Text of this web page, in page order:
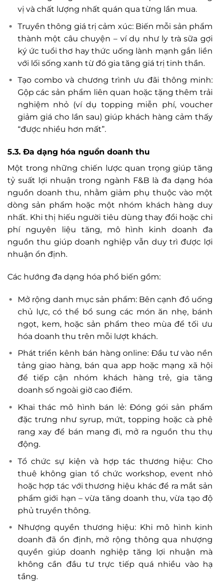
vị và chất lượng nhất quán qua từng lần mua.
Truyền thông giá trị cảm xúc: Biến mỗi sản phẩm
thành một câu chuyện – ví dụ như ly trà sữa gợi
ký ức tuổi thơ hay thức uống lành mạnh gắn liền
với lối sống xanh từ đó gia tăng giá trị tinh thần.
Tạo combo và chương trình ưu đãi thông minh:
Gộp các sản phẩm liên quan hoặc tặng thêm trải
nghiệm nhỏ (ví dụ topping miễn phí, voucher
giảm giá cho lần sau) giúp khách hàng cảm thấy
“được nhiều hơn mất”.
5.3. Đa dạng hóa nguồn doanh thu
Một trong những chiến lược quan trọng giúp tăng
tỷ suất lợi nhuận trong ngành F&B là đa dạng hóa
nguồn doanh thu, nhằm giảm phụ thuộc vào một
dòng sản phẩm hoặc một nhóm khách hàng duy
nhất. Khi thị hiếu người tiêu dùng thay đổi hoặc chi
phí nguyên liệu tăng, mô hình kinh doanh đa
nguồn thu giúp doanh nghiệp vẫn duy trì được lợi
nhuận ổn định.
Các hướng đa dạng hóa phổ biến gồm:
Mở rộng danh mục sản phẩm: Bên cạnh đồ uống
chủ lực, có thể bổ sung các món ăn nhẹ, bánh
ngọt, kem, hoặc sản phẩm theo mùa để tối ưu
hóa doanh thu trên mỗi lượt khách.
Phát triển kênh bán hàng online: Đầu tư vào nền
tảng giao hàng, bán qua app hoặc mạng xã hội
để tiếp cận nhóm khách hàng trẻ, gia tăng
doanh số ngoài giờ cao điểm.
Khai thác mô hình bán lẻ: Đóng gói sản phẩm
đặc trưng như syrup, mứt, topping hoặc cà phê
rang xay để bán mang đi, mở ra nguồn thu thụ
động.
Tổ chức sự kiện và hợp tác thương hiệu: Cho
thuê không gian tổ chức workshop, event nhỏ
hoặc hợp tác với thương hiệu khác để ra mắt sản
phẩm giới hạn – vừa tăng doanh thu, vừa tạo độ
phủ truyền thông.
Nhượng quyền thương hiệu: Khi mô hình kinh
doanh đã ổn định, mở rộng thông qua nhượng
quyền giúp doanh nghiệp tăng lợi nhuận mà
không cần đầu tư trực tiếp quá nhiều vào hạ
tầng.